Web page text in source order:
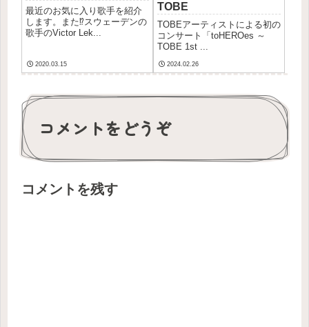
最近のお気に入り歌手を紹介
します。また⁉スウェーデンの
歌手のVictor Lek...
2020.03.15
TOBE
TOBEアーティストによる初の
コンサート「toHEROes ～
TOBE 1st ...
2024.02.26
コメントをどうぞ
コメントを残す